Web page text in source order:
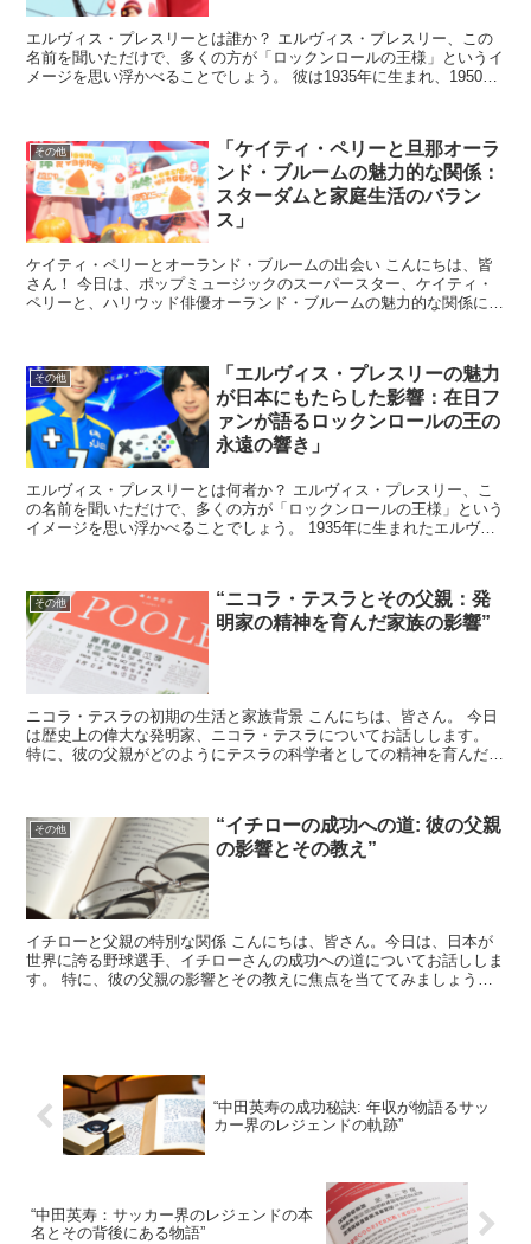
エルヴィス・プレスリーとは誰か？ エルヴィス・プレスリー、この
名前を聞いただけで、多くの方が「ロックンロールの王様」というイ
メージを思い浮かべることでしょう。 彼は1935年に生まれ、1950年
その他
「ケイティ・ペリーと旦那オーラ
ンド・ブルームの魅力的な関係：
スターダムと家庭生活のバラン
ス」
ケイティ・ペリーとオーランド・ブルームの出会い こんにちは、皆
さん！ 今日は、ポップミュージックのスーパースター、ケイティ・
ペリーと、ハリウッド俳優オーランド・ブルームの魅力的な関係につ
その他
「エルヴィス・プレスリーの魅力
が日本にもたらした影響：在日フ
ァンが語るロックンロールの王の
永遠の響き」
エルヴィス・プレスリーとは何者か？ エルヴィス・プレスリー、こ
の名前を聞いただけで、多くの方が「ロックンロールの王様」という
イメージを思い浮かべることでしょう。 1935年に生まれたエルヴィ
その他
“ニコラ・テスラとその父親：発
明家の精神を育んだ家族の影響”
ニコラ・テスラの初期の生活と家族背景 こんにちは、皆さん。 今日
は歴史上の偉大な発明家、ニコラ・テスラについてお話しします。
特に、彼の父親がどのようにテスラの科学者としての精神を育んだの
その他
“イチローの成功への道: 彼の父親
の影響とその教え”
イチローと父親の特別な関係 こんにちは、皆さん。今日は、日本が
世界に誇る野球選手、イチローさんの成功への道についてお話ししま
す。 特に、彼の父親の影響とその教えに焦点を当ててみましょう。
“中田英寿の成功秘訣: 年収が物語るサッ
カー界のレジェンドの軌跡”
“中田英寿：サッカー界のレジェンドの本
名とその背後にある物語”